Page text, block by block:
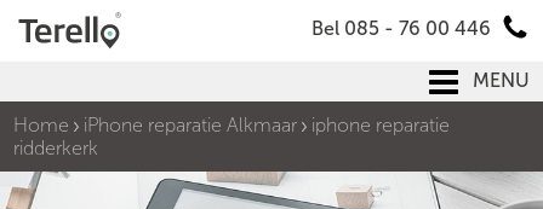
Bel 085 - 76 00 446
MENU
Home
iPhone reparatie Alkmaar
iphone reparatie
ridderkerk